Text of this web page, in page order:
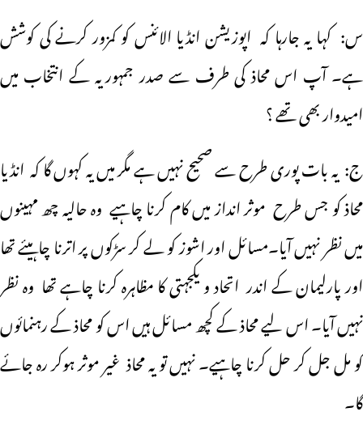
س: کہا یہ جارہا کہ اپوزیشن انڈیا الائنس کو کمزور کرنے کی کوشش
ہے۔ آپ اس محاذ کی طرف سے صدر جمہوریہ کے انتخاب میں
امیدوار بھی تھے ؟
ج: یہ بات پوری طرح سے صحیح نہیں ہے مگر میں یہ کہوں گا کہ انڈیا
محاذ کو جس طرح موثر انداز میں کام کرنا چاہیے وہ حالیہ چھ مہینوں
میں نظر نہیں آیا۔مسائل اور اشوز کو لے کر سڑکوں پر اترنا چاہیئے تھا
اور پارلیمان کے اندر اتحاد و یکجہتی کا مظاہرہ کرنا چاہے تھا وہ نظر
نہیں آیا۔ اس لیے محاذ کے کچھ مسائل ہیں اس کو محاذ کے رہنمائوں
کو مل جل کر حل کرنا چاہیے۔ نہیں تو یہ محاذ غیر موثر ہوکر رہ جائے
گا۔